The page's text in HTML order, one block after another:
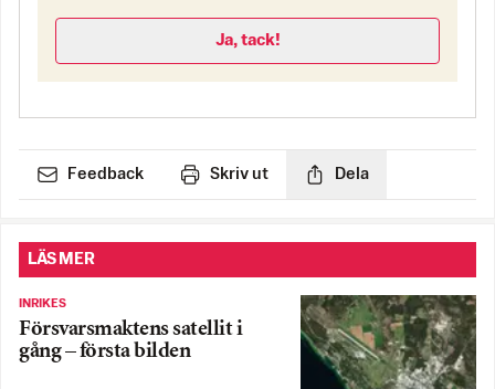
Ja, tack!
Feedback Skriv ut Dela
LÄS MER
INRIKES
Försvarsmaktens satellit i
gång – första bilden